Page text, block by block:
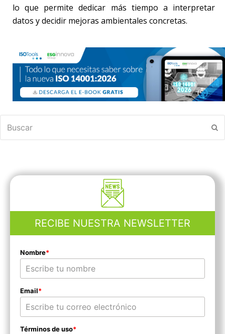
lo que permite dedicar más tiempo a interpretar
datos y decidir mejoras ambientales concretas.
RECIBE NUESTRA NEWSLETTER
Nombre*
Email*
Términos de uso*